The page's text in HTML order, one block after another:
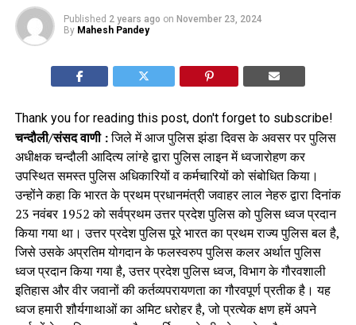
Published 2 years ago on November 23, 2024
By Mahesh Pandey
Thank you for reading this post, don't forget to subscribe!
चन्दौली/संसद वाणी :जिले में आज पुलिस झंडा दिवस के अवसर पर पुलिस
अधीक्षक चन्दौली आदित्य लांग्हे द्वारा पुलिस लाइन में ध्वजारोहण कर
उपस्थित समस्त पुलिस अधिकारियों व कर्मचारियों को संबोधित किया।
उन्होंने कहा कि भारत के प्रथम प्रधानमंत्री जवाहर लाल नेहरु द्वारा दिनांक
23 नवंबर 1952 को सर्वप्रथम उत्तर प्रदेश पुलिस को पुलिस ध्वज प्रदान
किया गया था। उत्तर प्रदेश पुलिस पूरे भारत का प्रथम राज्य पुलिस बल है,
जिसे उसके अप्रतिम योगदान के फलस्वरुप पुलिस कलर अर्थात पुलिस
ध्वज प्रदान किया गया है, उत्तर प्रदेश पुलिस ध्वज, विभाग के गौरवशाली
इतिहास और वीर जवानों की कर्तव्यपरायणता का गौरवपूर्ण प्रतीक है। यह
ध्वज हमारी शौर्यगाथाओं का अमिट धरोहर है, जो प्रत्येक क्षण हमें अपने